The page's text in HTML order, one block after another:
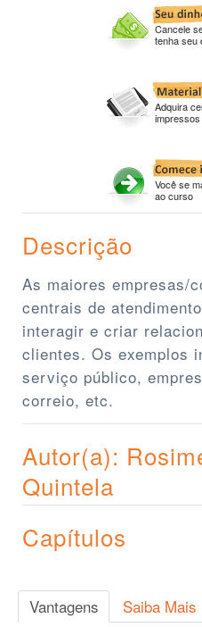
Cancele
tenha seu
Adquira
Você se
ao curso
Descrição
As maiores empresas/
centrais de
interagir e criar
clientes. Os exemplos
serviço público,
correio, etc.
Autor(a):
Quintela
Capítulos
Vantagens Saiba Mais